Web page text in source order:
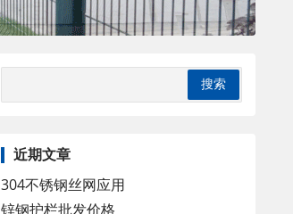
近期文章
304不锈钢丝网应用
锌钢护栏批发价格